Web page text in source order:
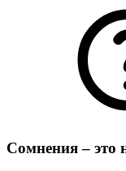
Сомнения – это